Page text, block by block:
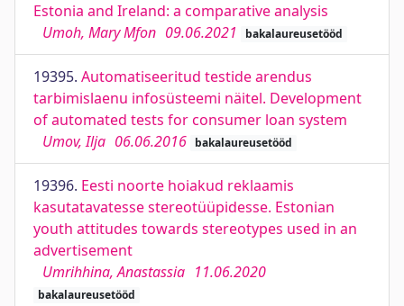
Estonia and Ireland: a comparative analysis
Umoh, Mary Mfon 09.06.2021 bakalaureusetööd
19395. Automatiseeritud testide arendus
tarbimislaenu infosüsteemi näitel. Development
of automated tests for consumer loan system
Umov, Ilja 06.06.2016 bakalaureusetööd
19396. Eesti noorte hoiakud reklaamis
kasutatavatesse stereotüüpidesse. Estonian
youth attitudes towards stereotypes used in an
advertisement
Umrihhina, Anastassia 11.06.2020
bakalaureusetööd